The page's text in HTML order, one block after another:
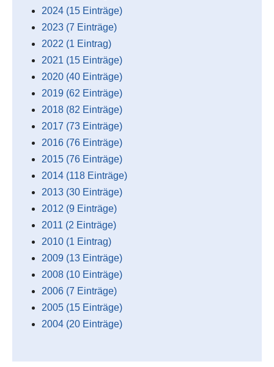
2024 (15 Einträge)
2023 (7 Einträge)
2022 (1 Eintrag)
2021 (15 Einträge)
2020 (40 Einträge)
2019 (62 Einträge)
2018 (82 Einträge)
2017 (73 Einträge)
2016 (76 Einträge)
2015 (76 Einträge)
2014 (118 Einträge)
2013 (30 Einträge)
2012 (9 Einträge)
2011 (2 Einträge)
2010 (1 Eintrag)
2009 (13 Einträge)
2008 (10 Einträge)
2006 (7 Einträge)
2005 (15 Einträge)
2004 (20 Einträge)